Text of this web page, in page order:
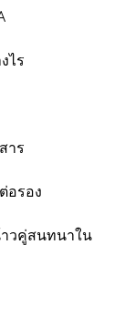
ไร
าร
อรอง
วคู่สนทนาใน